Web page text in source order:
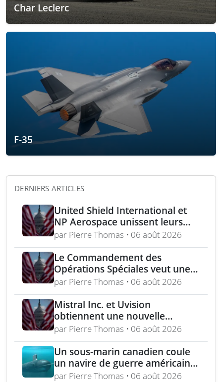
Char Leclerc
F-35
DERNIERS ARTICLES
United Shield International et
NP Aerospace unissent leurs
forces pour renforcer le soutien
aux équipes américaines de
déminage
par Pierre Thomas • 06 août 2026
Le Commandement des
Opérations Spéciales veut une
mitrailleuse 5,56 mm de 4,5 kg
par Pierre Thomas • 06 août 2026
Mistral Inc. et Uvision
obtiennent une nouvelle
commande pour le programme
US Army Lethal Unmanned
Systems
par Pierre Thomas • 06 août 2026
Un sous-marin canadien coule
un navire de guerre américain
lors de l’exercice RIMPAC 2026
par Pierre Thomas • 06 août 2026